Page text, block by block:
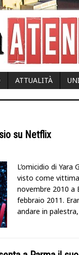
ATTUALITÀ
su Netflix
L’omicidio di
visto come
novembre 2010 a
febbraio 2011.
andare in